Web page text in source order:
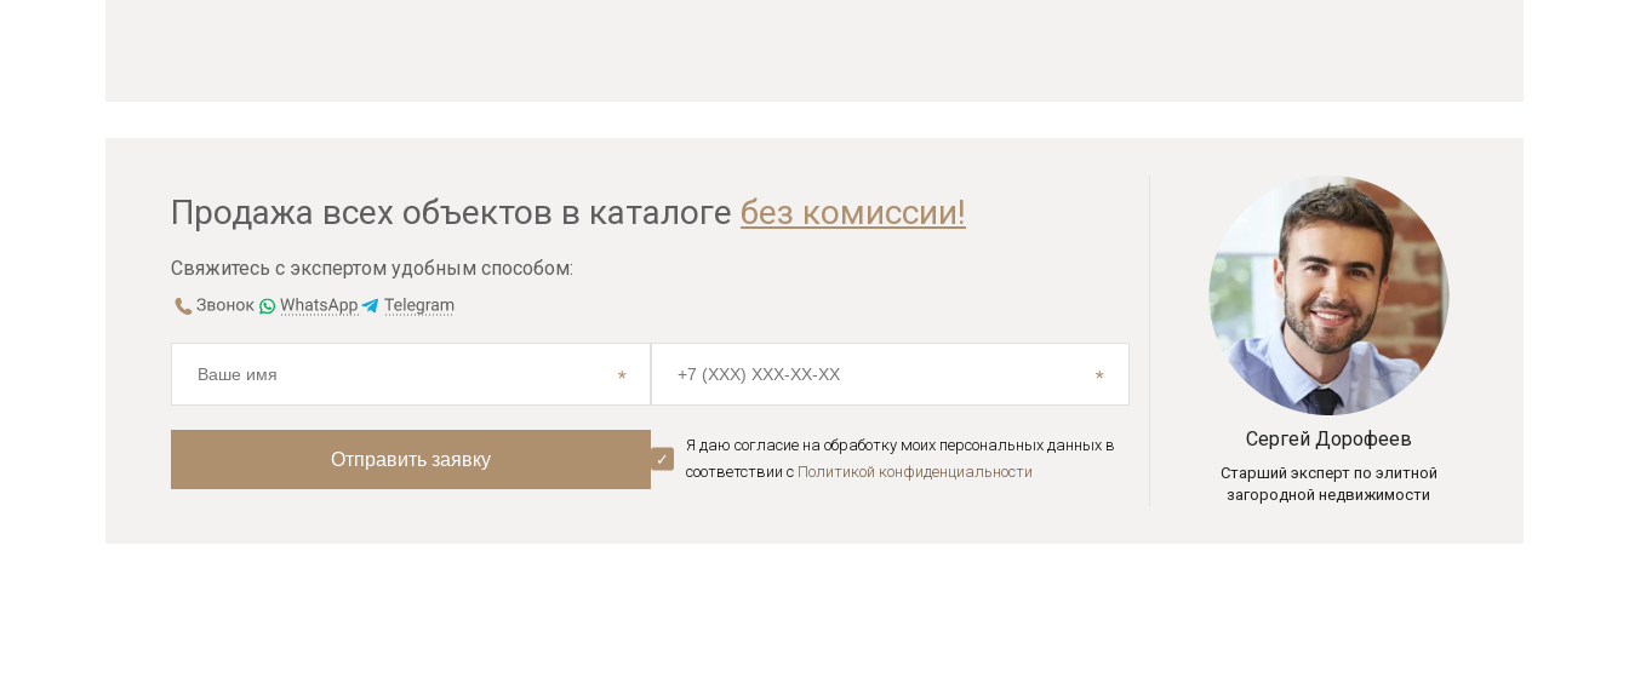
Продажа всех объектов в каталоге без комиссии!
Свяжитесь с экспертом удобным способом:
Я даю согласие на обработку моих персональных данных в
соответствии с Политикой конфиденциальноcти
Сергей Дорофеев
Старший эксперт по элитной
загородной недвижимости